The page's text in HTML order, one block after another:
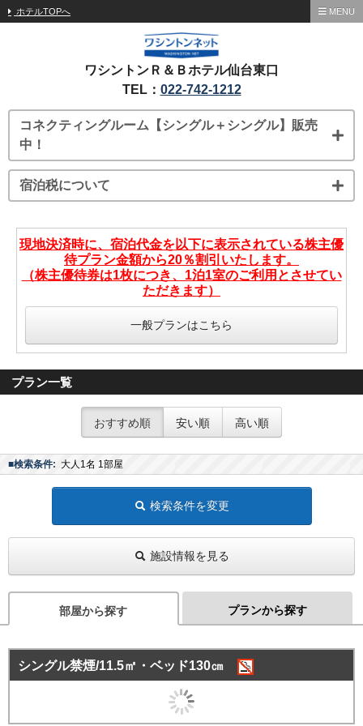
ホテルTOPへ MENU
ワシントンＲ＆Ｂホテル仙台東口
TEL： 022-742-1212
コネクティングルーム【シングル＋シングル】販売
中！
宿泊税について
現地決済時に、宿泊代金を以下に表示されている株主優
待プラン金額から20％割引いたします。
（株主優待券は1枚につき、1泊1室のご利用とさせてい
ただきます）
一般プランはこちら
プラン一覧
おすすめ順 安い順 高い順
■検索条件: 大人1名 1部屋
検索条件を変更
施設情報を見る
部屋から探す プランから探す
シングル禁煙/11.5㎡・ベッド130㎝